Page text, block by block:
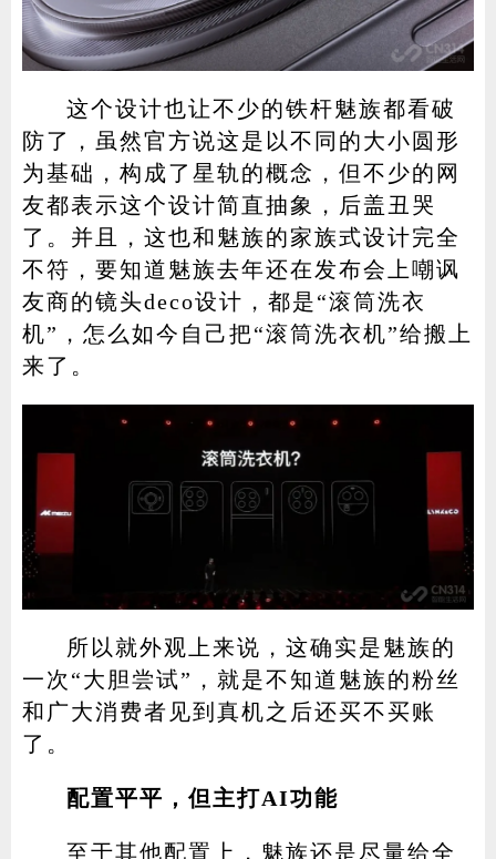
这个设计也让不少的铁杆魅族都看破
防了，虽然官方说这是以不同的大小圆形
为基础，构成了星轨的概念，但不少的网
友都表示这个设计简直抽象，后盖丑哭
了。并且，这也和魅族的家族式设计完全
不符，要知道魅族去年还在发布会上嘲讽
友商的镜头deco设计，都是“滚筒洗衣
机”，怎么如今自己把“滚筒洗衣机”给搬上
来了。
所以就外观上来说，这确实是魅族的
一次“大胆尝试”，就是不知道魅族的粉丝
和广大消费者见到真机之后还买不买账
了。
配置平平，但主打AI功能
至于其他配置上，魅族还是尽量给全